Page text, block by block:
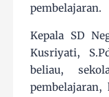
pembelajaran.
Kepala SD
Kusriyati,
beliau,